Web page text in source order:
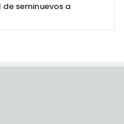
seminuevos a